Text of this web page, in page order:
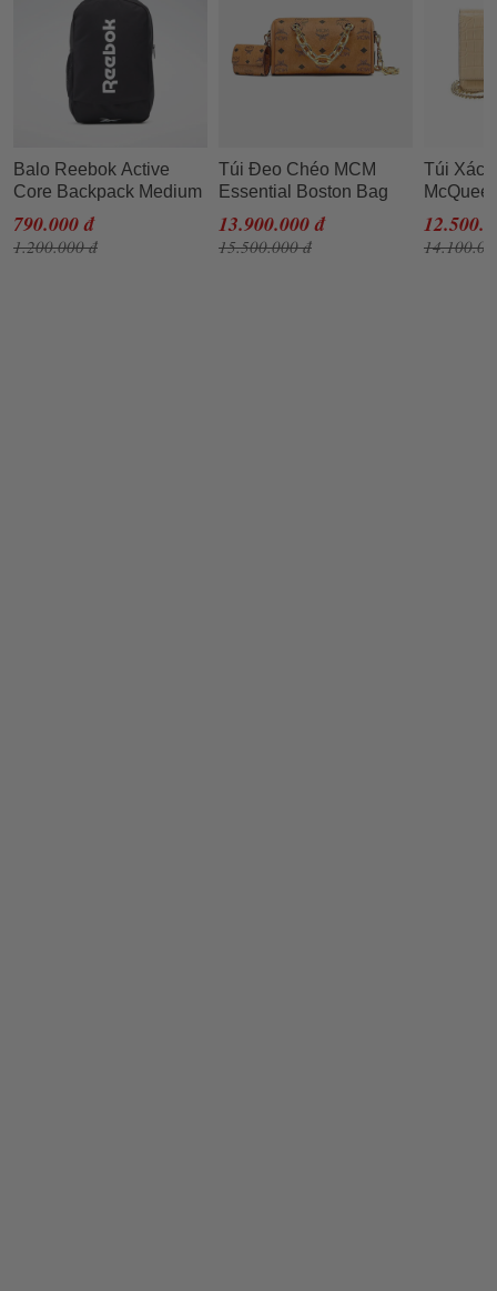
Balo Reebok Active
Core Backpack Medium
GP0176 Màu Đen
790.000 đ
1.200.000 đ
Túi Đeo Chéo MCM
Essential Boston Bag
W/ Airpods Pro Case In
Visetos Original Màu
Nâu
13.900.000 đ
15.500.000 đ
Túi
Croc-